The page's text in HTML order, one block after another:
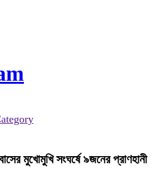
মুখোমুখি সংঘর্ষে ৯জনের প্রাণহানী